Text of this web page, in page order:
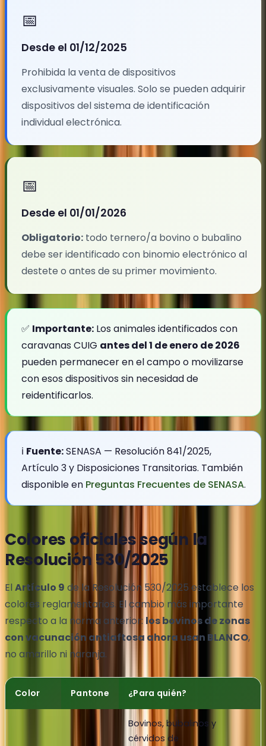
📅
Desde el 01/12/2025
Prohibida la venta de dispositivos
exclusivamente visuales. Solo se pueden adquirir
dispositivos del sistema de identificación
individual electrónica.
📅
Desde el 01/01/2026
Obligatorio: todo ternero/a bovino o bubalino
debe ser identificado con binomio electrónico al
destete o antes de su primer movimiento.
✅ Importante: Los animales identificados con
caravanas CUIG antes del 1 de enero de 2026
pueden permanecer en el campo o movilizarse
con esos dispositivos sin necesidad de
reidentificarlos.
ℹ️ Fuente:SENASA — Resolución 841/2025,
Artículo 3 y Disposiciones Transitorias. También
disponible en Preguntas Frecuentes de SENASA.
Colores oficiales según la
Resolución 530/2025
El Artículo 9 de la Resolución 530/2025 establece los
colores reglamentarios. El cambio más importante
respecto a la norma anterior: los bovinos de zonas
con vacunación antiaftosa ahora usan BLANCO,
no amarillo ni naranja.
Color Pantone ¿Para quién?
Bovinos, bubalinos y
cérvidos de